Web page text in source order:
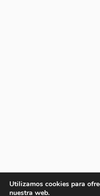
Utilizamos cookies para
nuestra web.